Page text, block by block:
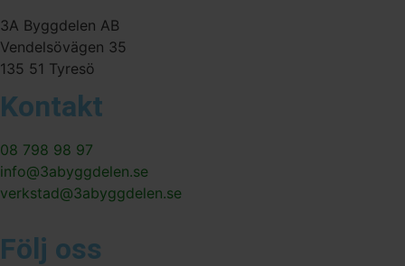
3A Byggdelen AB
Vendelsövägen 35
135 51 Tyresö
Kontakt
08 798 98 97
info@3abyggdelen.se
verkstad@3abyggdelen.se
Följ oss